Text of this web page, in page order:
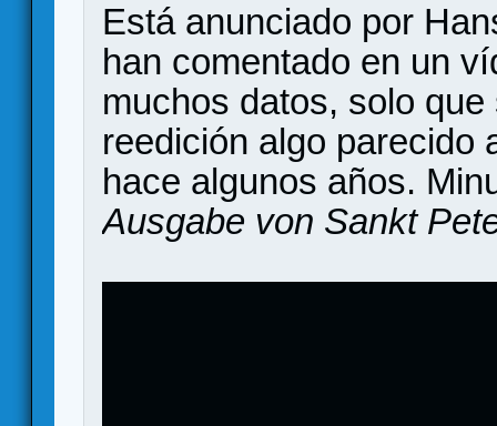
Está anunciado por
han comentado en un
muchos datos, solo
reedición algo parecido
hace algunos años.
Ausgabe von Sankt